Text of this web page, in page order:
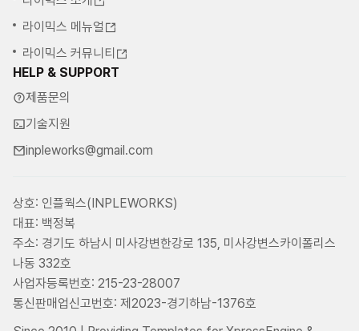
라이믹스 메뉴얼
라이믹스 커뮤니티
HELP & SUPPORT
제품문의
기술지원
inpleworks@gmail.com
상호: 인플웍스(INPLEWORKS)
대표: 백정복
주소: 경기도 하남시 미사강변한강로 135, 미사강변스카이폴리스
나동 332호
사업자등록번호: 215-23-28007
통신판매업신고번호: 제2023-경기하남-1376호